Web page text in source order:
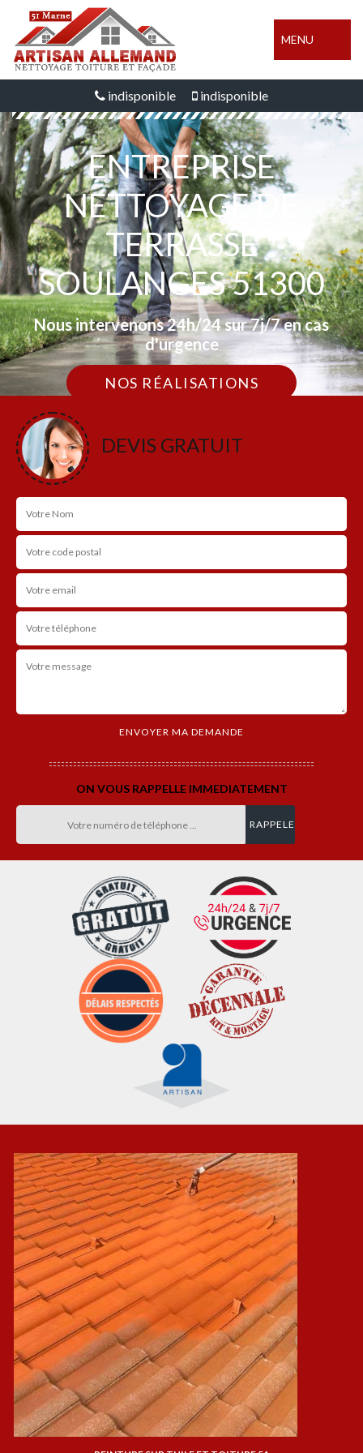
MENU
indisponible indisponible
ENTREPRISE
NETTOYAGE DE
TERRASSE
SOULANGES 51300
Nous intervenons 24h/24 sur 7j/7 en cas
d'urgence
NOS RÉALISATIONS
DEVIS GRATUIT
ON VOUS RAPPELLE IMMEDIATEMENT